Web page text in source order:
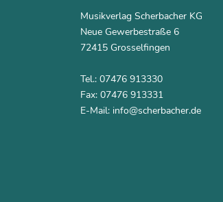
Musikverlag Scherbacher KG
Neue Gewerbestraße 6
72415 Grosselfingen
Tel.: 07476 913330
Fax: 07476 913331
E-Mail: info@scherbacher.de